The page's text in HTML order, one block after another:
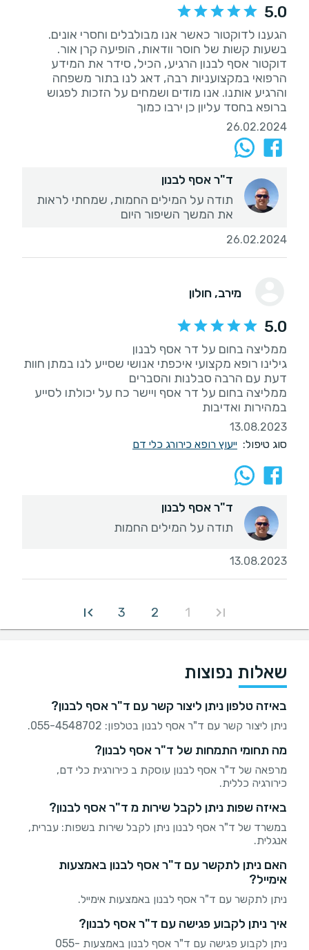
5.0
הגענו לדוקטור כאשר אנו מבולבלים וחסרי אונים.
בשעות קשות של חוסר וודאות, הופיעה קרן אור.
דוקטור אסף לבנון הרגיע, הכיל, סידר את המידע
הרפואי במקצועניות רבה, דאג לנו בתור משפחה
והרגיע אותנו. אנו מודים ושמחים על הזכות לפגוש
ברופא בחסד עליון כן ירבו כמוך
26.02.2024
ד"ר אסף לבנון
תודה על המילים החמות, שמחתי לראות
את המשך השיפור היום
26.02.2024
מירב, חולון
5.0
גילינו רופא מקצועי איכפתי אנושי שסייע לנו במתן חוות
ממליצה בחום על דר אסף ויישר כח על יכולתו לסייע
במהירות ואדיבות
13.08.2023
סוג טיפול: ייעוץ רופא כירורג כלי דם
ד"ר אסף לבנון
תודה על המילים החמות
13.08.2023
1
2
3
שאלות נפוצות
באיזה טלפון ניתן ליצור קשר עם ד"ר אסף לבנון?
ניתן ליצור קשר עם ד"ר אסף לבנון בטלפון: 055-4548702.
מה תחומי התמחות של ד"ר אסף לבנון?
מרפאה של ד"ר אסף לבנון עוסקת ב כירורגית כלי דם,
כירורגיה כללית.
באיזה שפות ניתן לקבל שירות מ ד"ר אסף לבנון?
במשרד של ד"ר אסף לבנון ניתן לקבל שירות בשפות: עברית,
אנגלית.
האם ניתן לתקשר עם ד"ר אסף לבנון באמצעות
אימייל?
ניתן לתקשר עם ד"ר אסף לבנון באמצעות אימייל.
איך ניתן לקבוע פגישה עם ד"ר אסף לבנון?
ניתן לקבוע פגישה עם ד"ר אסף לבנון באמצעות 055-